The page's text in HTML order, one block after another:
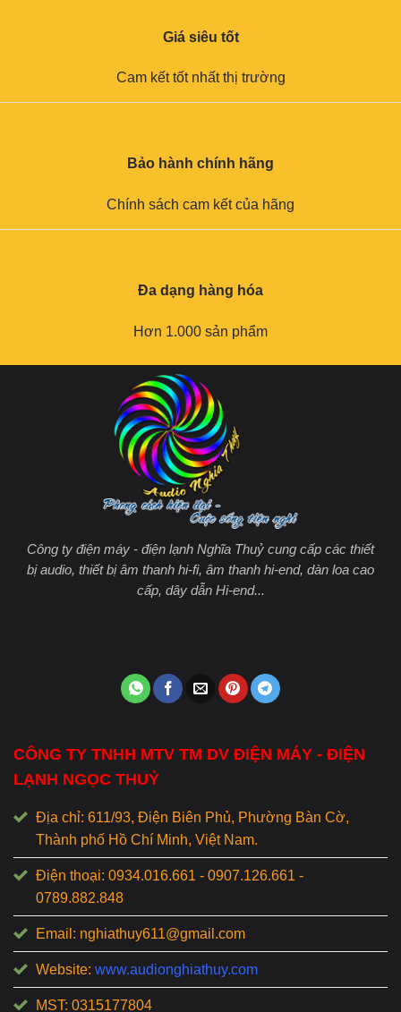
Giá siêu tốt
Cam kết tốt nhất thị trường
Bảo hành chính hãng
Chính sách cam kết của hãng
Đa dạng hàng hóa
Hơn 1.000 sản phẩm
Công ty điện máy - điện lạnh Nghĩa Thuỷ cung cấp các thiết
bị audio, thiết bị âm thanh hi-fi, âm thanh hi-end, dàn loa cao
cấp, dây dẫn Hi-end...
CÔNG TY TNHH MTV TM DV ĐIỆN MÁY - ĐIỆN
LẠNH NGỌC THUỶ
Địa chỉ: 611/93, Điện Biên Phủ, Phường Bàn Cờ,
Thành phố Hồ Chí Minh, Việt Nam.
Điện thoại: 0934.016.661 - 0907.126.661 -
0789.882.848
Email: nghiathuy611@gmail.com
Website: www.audionghiathuy.com
MST: 0315177804